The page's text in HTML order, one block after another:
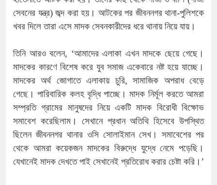
সেবনের যন্ত্র) জব্দ করা হয়। আটকের পর জীবননগর থানা-পুলিশকে
খবর দিলে তারা এসে মাদক সেবনকারীদের ধরে থানায় নিয়ে যায়।
তিনি আরও বলেন, ‘আমাদের এলাকা এখন মাদকে ছেয়ে গেছে।
মাদকের কারণে বিশেষ করে যুব সমাজ একেবারে নষ্ট হয়ে যাচ্ছে।
মাদকের অর্থ জোগাতে এলাকায় চুরি, সামাজিক অপরাধ বেড়ে
গেছে। পারিবারিক কলহ বৃদ্ধি পাচ্ছে। মাদক নির্মূল করতে আমরা
সম্প্রতি গ্রামের মানুষদের নিয়ে একটি মাদক বিরোধী বিক্ষোভ
সমাবেশ করেছিলাম। সেখানে প্রধান অতিথি হিসেবে উপস্থিত
ছিলেন জীবননগর থানার ওসি সোলাইমান সেখ। সমাবেশের পর
থেকে আমরা কয়েকজন মাদকের বিরুদ্ধে যুদ্ধে নেমে পড়েছি।
যেখানেই মাদক দেখতে পাই সেখানেই প্রতিরোধ করার চেষ্টা করি।’